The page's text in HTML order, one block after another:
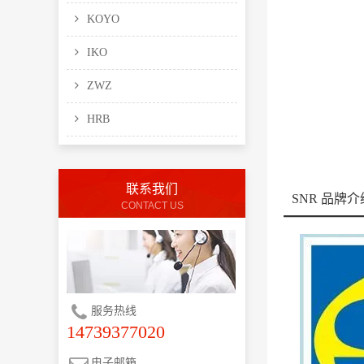
KOYO
IKO
ZWZ
HRB
联系我们
CONTACT US
服务热线
14739377020
SNR 品牌介